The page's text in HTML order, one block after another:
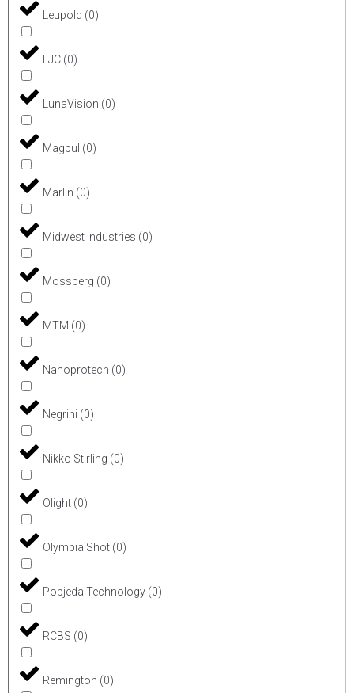
Leupold (0)
LJC (0)
LunaVision (0)
Magpul (0)
Marlin (0)
Midwest Industries (0)
Mossberg (0)
MTM (0)
Nanoprotech (0)
Negrini (0)
Nikko Stirling (0)
Olight (0)
Olympia Shot (0)
Pobjeda Technology (0)
RCBS (0)
Remington (0)